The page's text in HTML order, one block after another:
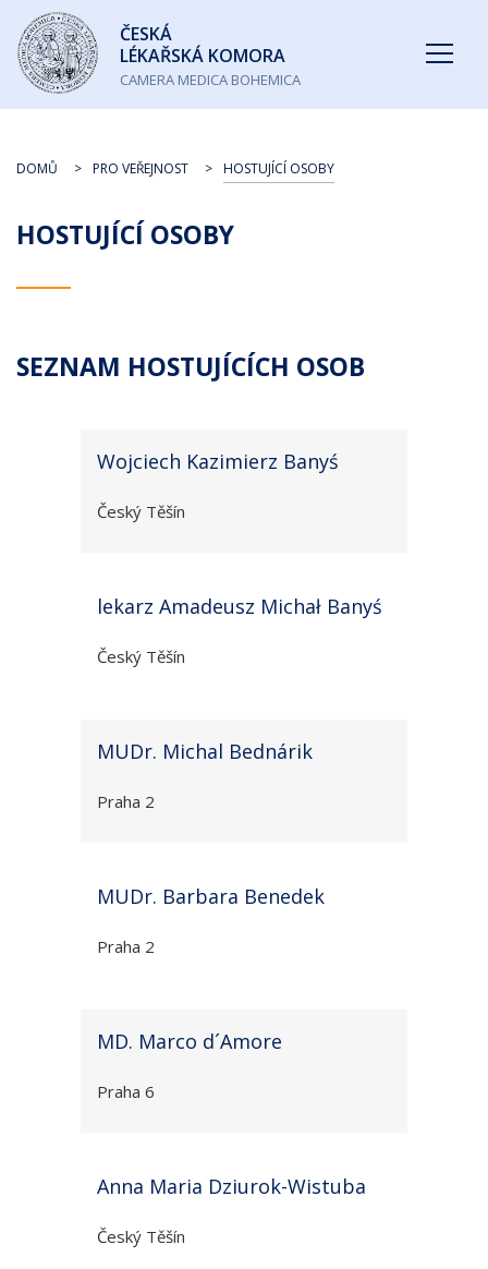
Česká
lékařská
komora
ČESKÁ
LÉKAŘSKÁ KOMORA
CAMERA MEDICA BOHEMICA
HOSTUJÍCÍ OSOBY
DOMŮ PRO VEŘEJNOST HOSTUJÍCÍ OSOBY
SEZNAM HOSTUJÍCÍCH OSOB
Wojciech Kazimierz Banyś
Český Těšín
lekarz Amadeusz Michał Banyś
Český Těšín
MUDr. Michal Bednárik
Praha 2
MUDr. Barbara Benedek
Praha 2
MD. Marco d´Amore
Praha 6
Anna Maria Dziurok-Wistuba
Český Těšín